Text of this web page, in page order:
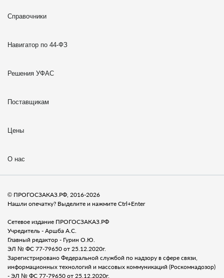
Справочники
Навигатор по 44-ФЗ
Решения УФАС
Поставщикам
Цены
О нас
© ПРОГОСЗАКАЗ.РФ, 2016-2026
Нашли опечатку? Выделите и нажмите Ctrl+Enter
Сетевое издание ПРОГОСЗАКАЗ.РФ
Учредитель - Аршба А.С.
Главный редактор - Гурин О.Ю.
ЭЛ № ФС 77-79650 от 25.12.2020г.
Зарегистрировано Федеральной службой по надзору в сфере связи,
информационных технологий и массовых коммуникаций (Роскомнадозор)
- ЭЛ № ФС 77-79650 от 25.12.2020г.